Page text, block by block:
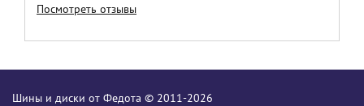
Посмотреть отзывы
Шины и диски от Федота © 2011-2026